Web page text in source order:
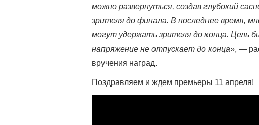
можно развернуться, создав глубокий
зрителя до финала. В последнее время,
могут удержать зрителя до конца. Цель
напряжение не отпускает до конца», —
вручения наград.
Поздравляем и ждем премьеры 11 апреля!